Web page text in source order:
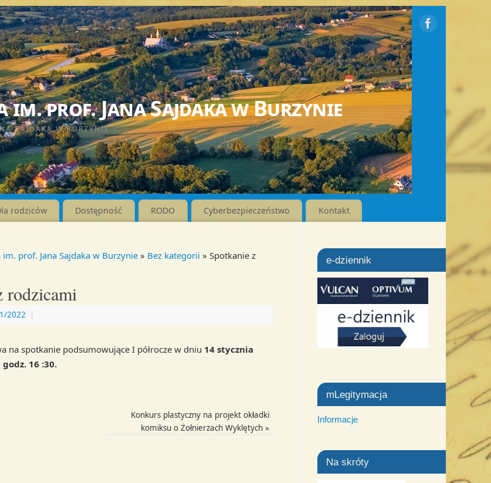
im. prof. Jana Sajdaka w Burzynie
SAJDAKA W BURZYNIE
rodziców Dostępność RODO Cyberbezpieczeństwo Kontakt
im. prof. Jana Sajdaka w Burzynie » Bez kategorii » Spotkanie z
rodzicami
2022 |
na spotkanie podsumowujące I półrocze w dniu 14 stycznia
16 :30.
Konkurs plastyczny na projekt okładki
komiksu o Żołnierzach Wyklętych »
e-dziennik
mLegitymacja
Informacje
Na skróty